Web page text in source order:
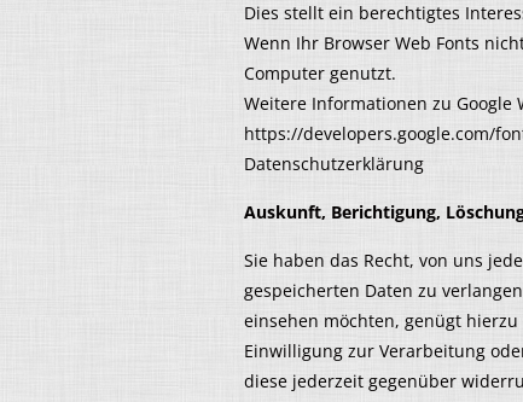
Dies stellt ein berechtigtes
Wenn Ihr Browser Web Fonts
Computer genutzt.
Weitere Informationen zu Google
https://developers.google.com/
Datenschutzerklärung
Auskunft, Berichtigung,
Sie haben das Recht, von uns
gespeicherten Daten zu
einsehen möchten, genügt
Einwilligung zur Verarbeitung
diese jederzeit gegenüber